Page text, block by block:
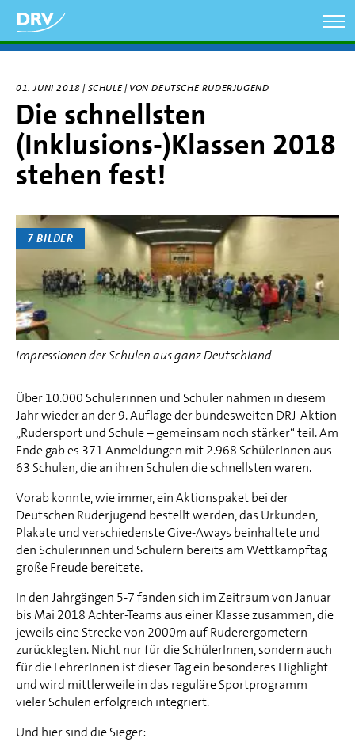
zum
Inhalt
01. JUNI 2018 | SCHULE | VON DEUTSCHE RUDERJUGEND
Die schnellsten
(Inklusions-)Klassen 2018
stehen fest!
Impressionen der Schulen aus ganz Deutschland..
7 BILDER
Über 10.000 Schülerinnen und Schüler nahmen in diesem
Jahr wieder an der 9. Auflage der bundesweiten DRJ-Aktion
„Rudersport und Schule – gemeinsam noch stärker“ teil. Am
Ende gab es 371 Anmeldungen mit 2.968 SchülerInnen aus
63 Schulen, die an ihren Schulen die schnellsten waren.
Vorab konnte, wie immer, ein Aktionspaket bei der
Deutschen Ruderjugend bestellt werden, das Urkunden,
Plakate und verschiedenste Give-Aways beinhaltete und
den Schülerinnen und Schülern bereits am Wettkampftag
große Freude bereitete.
In den Jahrgängen 5-7 fanden sich im Zeitraum von Januar
bis Mai 2018 Achter-Teams aus einer Klasse zusammen, die
jeweils eine Strecke von 2000m auf Ruderergometern
zurücklegten. Nicht nur für die SchülerInnen, sondern auch
für die LehrerInnen ist dieser Tag ein besonderes Highlight
und wird mittlerweile in das reguläre Sportprogramm
vieler Schulen erfolgreich integriert.
Und hier sind die Sieger: